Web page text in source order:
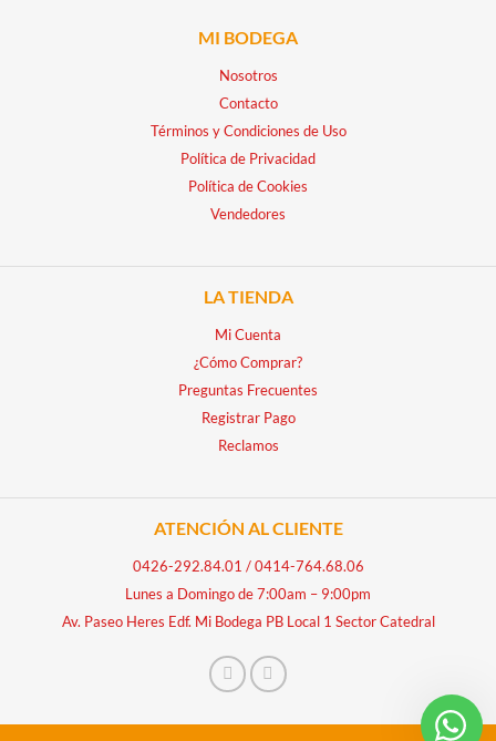
MI BODEGA
Nosotros
Contacto
Términos y Condiciones de Uso
Política de Privacidad
Política de Cookies
Vendedores
LA TIENDA
Mi Cuenta
¿Cómo Comprar?
Preguntas Frecuentes
Registrar Pago
Reclamos
ATENCIÓN AL CLIENTE
0426-292.84.01 /0414-764.68.06
Lunes a Domingo de 7:00am – 9:00pm
Av. Paseo Heres Edf. Mi Bodega PB Local 1 Sector Catedral